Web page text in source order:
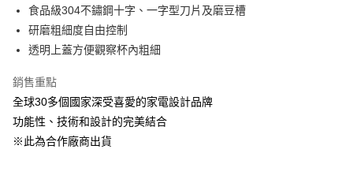
大哥付你分期
相關說明
【大哥付你分期使用說明】
1.本服務由台灣大哥大提供，台灣大哥大用戶可立即使用無須另外申請。
流程，驗證手機門號後，選擇欲分期的期數、繳款截止日，確認付款後即完
成交易。
3.實際核准額度、可分期數及費用金額請依後續交易確認頁面所載為準。
4.訂單成立30分鐘內，如未前往確認交易或遇審核未通過，訂單將自動取
消。如遇「轉專審核」未通過狀況，表示未達大哥付你分期系統評分，恕無
ATM付款
運送方式
宅配【父親節大回饋】限時$299免運
每筆NT$150，滿NT$299(含以上)免運費
食品級304不鏽鋼十字、一字型刀片及磨豆槽
研磨粗細度自由控制
透明上蓋方便觀察杯內粗細
銷售重點
全球30多個國家深受喜愛的家電設計品牌
功能性、技術和設計的完美結合
※此為合作廠商出貨